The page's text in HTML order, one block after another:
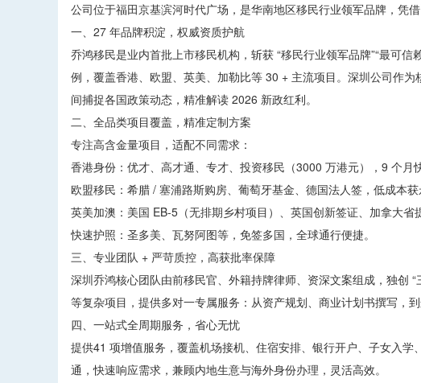
公司位于福田京基滨河时代广场，是华南地区移民行业领军品牌，凭
一、27 年品牌积淀，权威资质护航
乔鸿移民是业内首批上市移民机构，斩获 “移民行业领军品牌”“最可
例，覆盖香港、欧盟、英美、加勒比等 30 + 主流项目。深圳公司作
间捕捉各国政策动态，精准解读 2026 新政红利。
二、全品类项目覆盖，精准定制方案
专注高含金量项目，适配不同需求：
香港身份：优才、高才通、专才、投资移民（3000 万港元），9 个月
欧盟移民：希腊 / 塞浦路斯购房、葡萄牙基金、德国法人签，低成本获
英美加澳：美国 EB-5（无排期乡村项目）、英国创新签证、加拿大省
快速护照：圣多美、瓦努阿图等，免签多国，全球通行便捷。
三、专业团队 + 严苛质控，高获批率保障
深圳乔鸿核心团队由前移民官、外籍持牌律师、资深文案组成，独创
等复杂项目，提供多对一专属服务：从资产规划、商业计划书撰写，
四、一站式全周期服务，省心无忧
提供41 项增值服务，覆盖机场接机、住宿安排、银行开户、子女入
通，快速响应需求，兼顾内地生意与海外身份办理，灵活高效。